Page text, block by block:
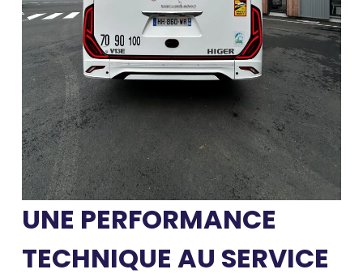
UNE PERFORMANCE
TECHNIQUE AU SERVICE